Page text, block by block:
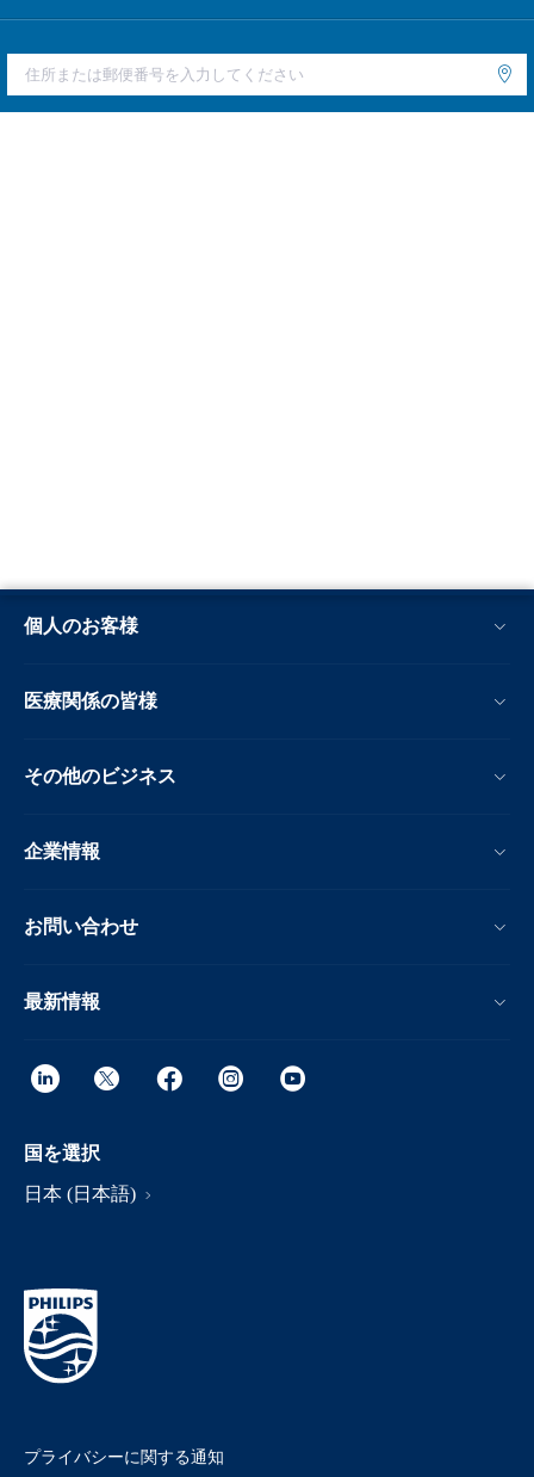
個人のお客様
医療関係の皆様
その他のビジネス
企業情報
お問い合わせ
最新情報
国を選択
日本 (日本語)
プライバシーに関する通知